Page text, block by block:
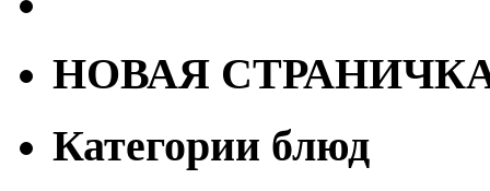
НОВАЯ
Категории блюд